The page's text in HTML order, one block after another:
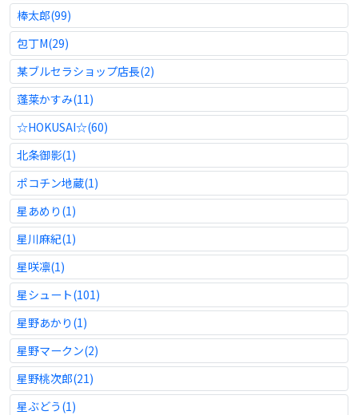
棒太郎(99)
包丁M(29)
某ブルセラショップ店長(2)
蓬莱かすみ(11)
☆HOKUSAI☆(60)
北条御影(1)
ポコチン地蔵(1)
星あめり(1)
星川麻紀(1)
星咲凛(1)
星シュート(101)
星野あかり(1)
星野マークン(2)
星野桃次郎(21)
星ぶどう(1)